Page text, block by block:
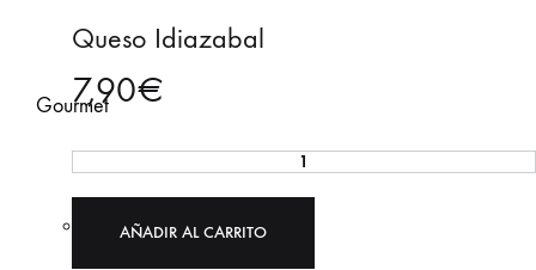
Gourmet
Cestas gourmet
Queso Idiazabal
7,90€
Queso
Idiazabal
cantidadAÑADIR AL CARRITO